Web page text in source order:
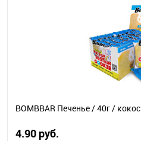
BOMBBAR Печенье / 40г / кокос
4.90 руб.